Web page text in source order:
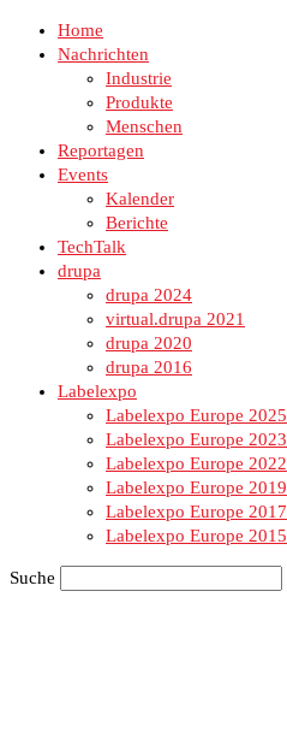
Home
Nachrichten
Industrie
Produkte
Menschen
Reportagen
Events
Kalender
Berichte
TechTalk
drupa
drupa 2024
virtual.drupa 2021
drupa 2020
drupa 2016
Labelexpo
Labelexpo Europe 2025
Labelexpo Europe 2023
Labelexpo Europe 2022
Labelexpo Europe 2019
Labelexpo Europe 2017
Labelexpo Europe 2015
Suche